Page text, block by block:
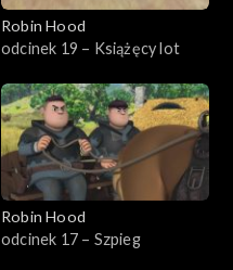
Robin Hood
odcinek 19 – Książęcy lot
Robin Hood
odcinek 17 – Szpieg